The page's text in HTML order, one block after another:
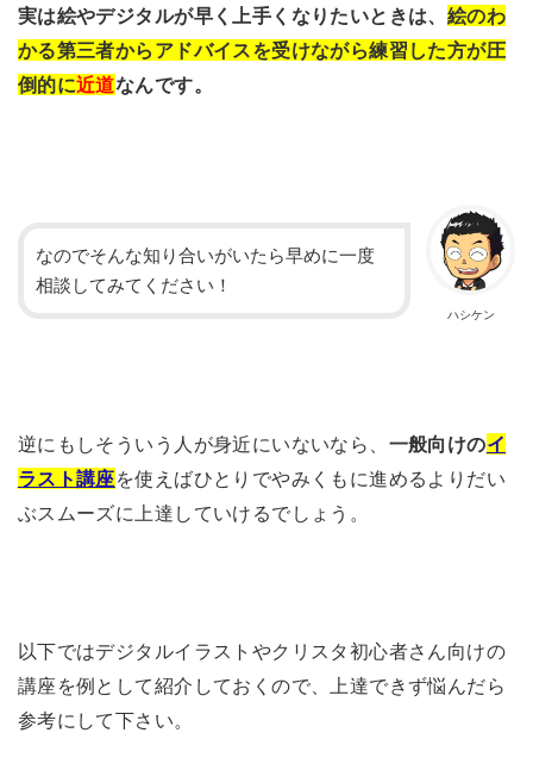
実は絵やデジタルが早く上手くなりたいときは、 絵のわ
かる第三者からアドバイスを受けながら練習した方が圧
倒的に近道なんです。
ハシケン
なのでそんな知り合いがいたら早めに一度
相談してみてください！
逆にもしそういう人が身近にいないなら、 一般向けのイ
ラスト講座を使えばひとりでやみくもに進めるよりだい
ぶスムーズに上達していけるでしょう。
以下ではデジタルイラストやクリスタ初心者さん向けの
講座を例として紹介しておくので、上達できず悩んだら
参考にして下さい。